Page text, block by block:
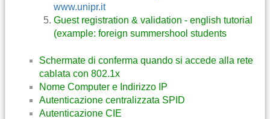
www.unipr.it
Guest registration & validation - english tutorial
(example: foreign summershool students
Schermate di conferma quando si accede alla rete
cablata con 802.1x
Nome Computer e Indirizzo IP
Autenticazione centralizzata SPID
Autenticazione CIE